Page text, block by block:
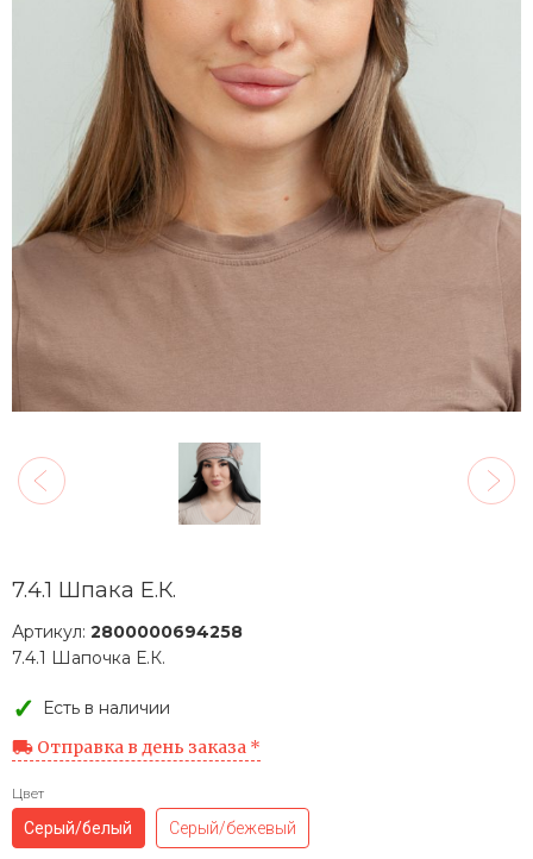
7.4.1 Шпака Е.К.
Артикул: 2800000694258
7.4.1 Шапочка Е.К.
Есть в наличии
Отправка в день заказа *
Цвет
Серый/белый Серый/бежевый